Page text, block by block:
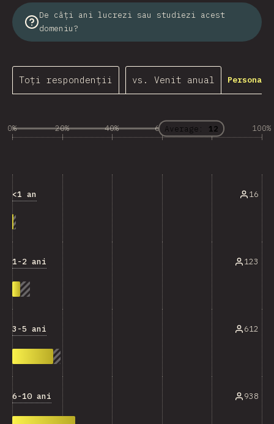
De câți ani lucrezi sau studiezi acest
domeniu?
Toți respondenții vs. Venit anual
0% 20% 40% 60% 80% 100%
Average: 12
<1 an 16
1-2 ani 123
3-5 ani 612
6-10 ani 938